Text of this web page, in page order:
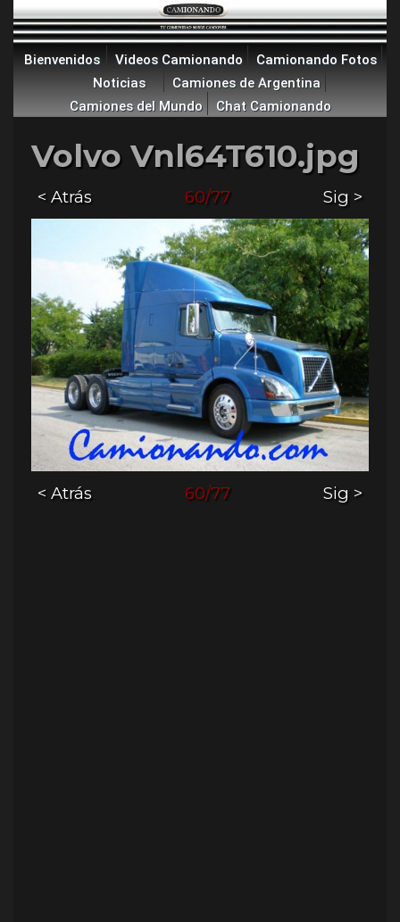
Bienvenidos Videos Camionando
Camionando Fotos
Noticias
Camiones de Argentina
Camiones del Mundo
Chat Camionando
Volvo Vnl64T610.jpg
< Atrás 60/77 Sig >
< Atrás 60/77 Sig >